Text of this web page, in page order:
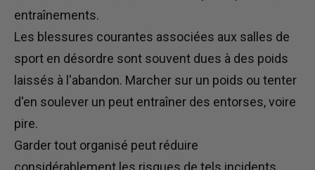
entraînements.
Les blessures courantes associées aux salles de
sport en désordre sont souvent dues à des poids
laissés à l'abandon. Marcher sur un poids ou tenter
d'en soulever un peut entraîner des entorses, voire
pire.
Garder tout organisé peut réduire
considérablement les risques de tels incidents.